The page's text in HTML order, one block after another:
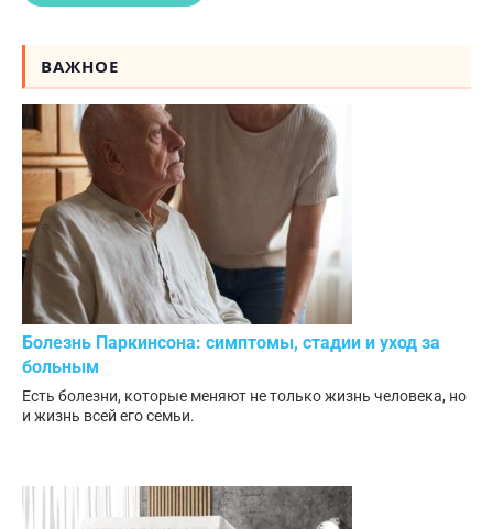
ВАЖНОЕ
Болезнь Паркинсона: симптомы, стадии и уход за
больным
Есть болезни, которые меняют не только жизнь человека, но
и жизнь всей его семьи.